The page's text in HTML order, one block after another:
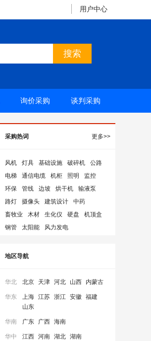
用户中心
询价采购 谈判采购
采购热词 更多>>
风机 灯具 基础设施 破碎机
公路
电梯
通信电缆 机柜 照明
监控
环保
管线 边坡 烘干机
输液泵
路灯
摄像头 建筑设计
中药
畜牧业
木材 生化仪 硬盘
机顶盒
钢管
太阳能 风力发电
地区导航
华北 北京 天津 河北 山西 内蒙古
华东 上海 江苏 浙江 安徽 福建
山东
华南 广东 广西 海南
华中 江西 河南 湖北 湖南